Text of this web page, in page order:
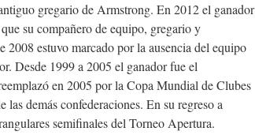
gregario de Armstrong. En 2012 el ganador
su compañero de equipo, gregario y
estuvo marcado por la ausencia del equipo
Desde 1999 a 2005 el ganador fue el
en 2005 por la Copa Mundial de Clubes
demás confederaciones. En su regreso a
semifinales del Torneo Apertura.